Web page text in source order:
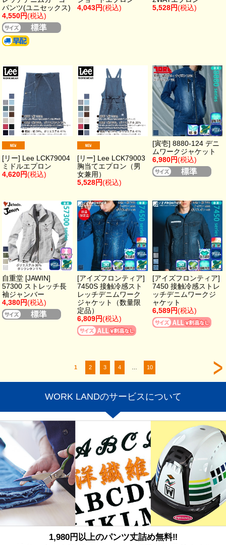
パンツ(ユニセックス)
4,550円(税込)
4,043円(税込)
5,528円(税込)
[リー] Lee LCK79004
ミドルエプロン
4,620円(税込)
[リー] Lee LCK79003
胸当てエプロン（男
女兼用）
5,528円(税込)
[寅壱] 8880-124 デニ
ムワークジャケット
6,980円(税込)
自重堂 [JAWIN]
57300 ストレッチ長
袖ジャンバー
4,380円(税込)
[アイズフロンティア]
7450S 接触冷感スト
レッチデニムワーク
ジャケット（数量限
定品）
6,809円(税込)
[アイズフロンティア]
7450 接触冷感ストレ
ッチデニムワークジ
ャケット
6,589円(税込)
1 2 3 4 10
WORK LANDのサービスについて
1,980円以上のパンツ丈詰め無料‼